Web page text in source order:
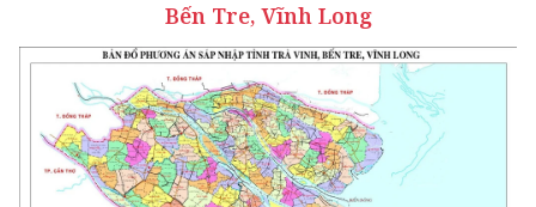
Bến Tre, Vĩnh Long